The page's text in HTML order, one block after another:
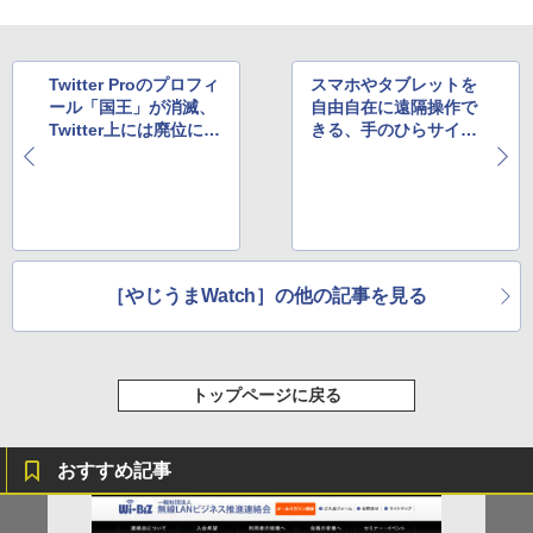
Twitter Proのプロフィ
ール「国王」が消滅、
Twitter上には廃位に遭
スマホやタブレットを
自由自在に遠隔操作で
きる、手のひらサイズ
［やじうまWatch］の他の記事を見る
トップページに戻る
おすすめ記事